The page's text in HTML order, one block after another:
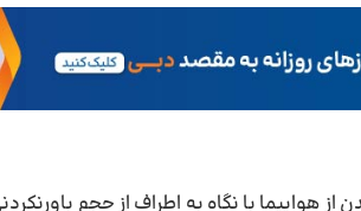
از هواپیما با نگاه به اطراف از حجم